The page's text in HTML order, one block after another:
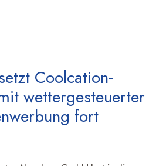
Coolcation-
wettergesteuerter
fort